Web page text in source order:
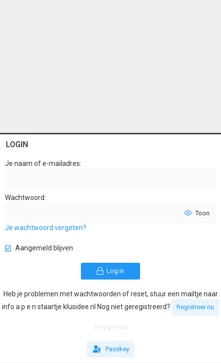
LOGIN
Je naam of e-mailadres
Wachtwoord
Toon
Je wachtwoord vergeten?
Aangemeld blijven
Log in
Heb je problemen met wachtwoorden of reset, stuur een mailtje naar
info a p e n staartje klusidee nl Nog niet geregistreerd?
Registreer nu
or log in via
Passkey